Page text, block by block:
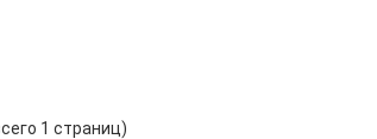
1 страниц)